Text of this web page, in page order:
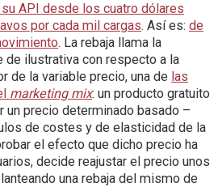
API desde los cuatro dólares
por cada mil cargas. Así es: de
. La rebaja llama la
de ilustrativa con respecto a la
de la variable precio, una de las
marketing mix: un producto gratuito
un precio determinado basado –
de costes y de elasticidad de la
el efecto que dicho precio ha
decide reajustar el precio unos
una rebaja del mismo de